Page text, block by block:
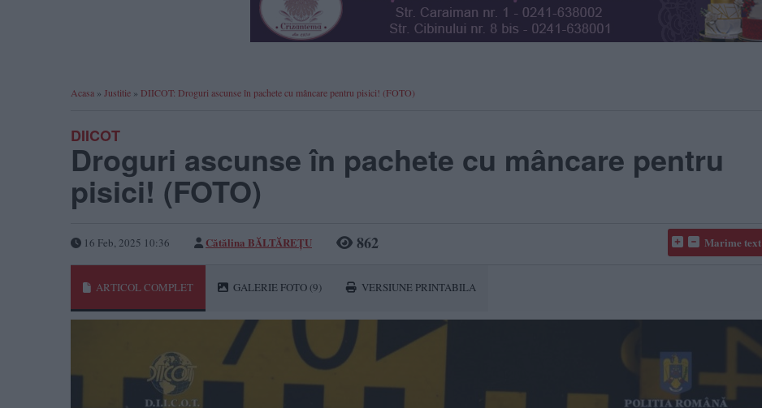
Acasa » Justitie » DIICOT: Droguri ascunse în pachete cu mâncare pentru pisici! (FOTO)
DIICOT
Droguri ascunse în pachete cu mâncare pentru
pisici! (FOTO)
16 Feb, 2025 10:36 Cătălina BĂLTĂREȚU 862 Marime text
ARTICOL COMPLET GALERIE FOTO (9) VERSIUNE PRINTABILA